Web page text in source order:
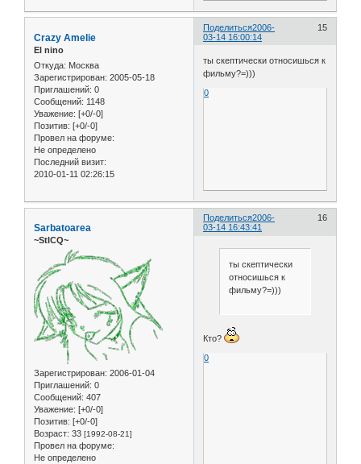
Поделиться 15
2006-
03-14 16:00:14
Crazy Amelie
El nino
Откуда: Москва
Зарегистрирован: 2005-05-18
Приглашений: 0
Сообщений: 1148
Уважение: [+0/-0]
Позитив: [+0/-0]
Провел на форуме:
Не определено
Последний визит:
2010-01-11 02:26:15
ты скептически относишься к
фильму?=)))
0
Поделиться 16
2006-
03-14 16:43:41
Sarbatoarea
~StICQ~
Зарегистрирован: 2006-01-04
Приглашений: 0
Сообщений: 407
Уважение: [+0/-0]
Позитив: [+0/-0]
Возраст: 33 [1992-08-21]
Провел на форуме:
Не определено
ты скептически
относишься к
фильму?=)))
Кто?
0